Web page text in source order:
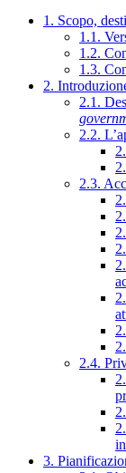
1. Scopo,
1.1.
1.2.
1.3.
2.
2.1.
2.2.
2.3.
2.4.
3.